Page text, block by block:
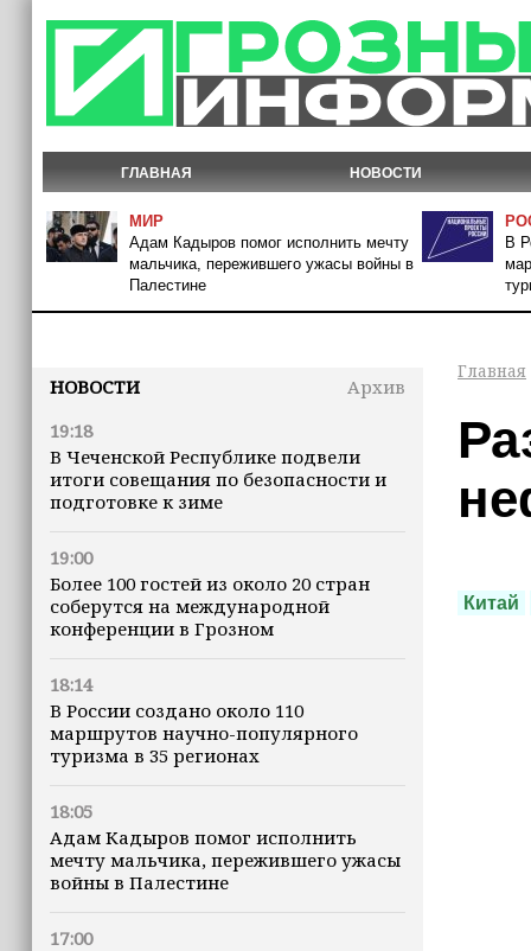
ГЛАВНАЯ НОВОСТИ
МИР
Адам Кадыров помог исполнить мечту
мальчика, пережившего ужасы войны в
Палестине
В
НОВОСТИ
Архив
19:18
В Чеченской Республике подвели
итоги совещания по безопасности и
подготовке к зиме
19:00
Более 100 гостей из около 20 стран
соберутся на международной
конференции в Грозном
18:14
В России создано около 110
маршрутов научно-популярного
туризма в 35 регионах
18:05
Адам Кадыров помог исполнить
мечту мальчика, пережившего ужасы
войны в Палестине
17:00
Главная
Китай